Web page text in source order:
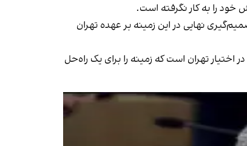
خود را به کار نگرفته است.
نهایی در این زمینه بر عهده تهران
اختیار تهران است که زمینه را برای یک راه‌حل